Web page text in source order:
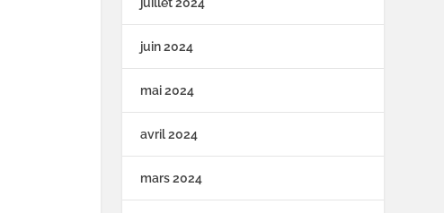
juin 2024
mai 2024
avril 2024
mars 2024